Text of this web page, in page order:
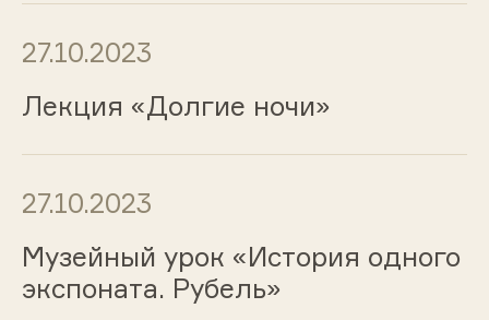
27.10.2023
Лекция «Долгие ночи»
27.10.2023
Музейный урок «История одного
экспоната. Рубель»